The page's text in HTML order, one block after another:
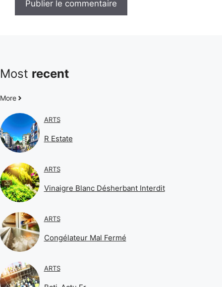
Most recent
More
ARTS
R Estate
ARTS
Vinaigre Blanc Désherbant Interdit
ARTS
Congélateur Mal Fermé
ARTS